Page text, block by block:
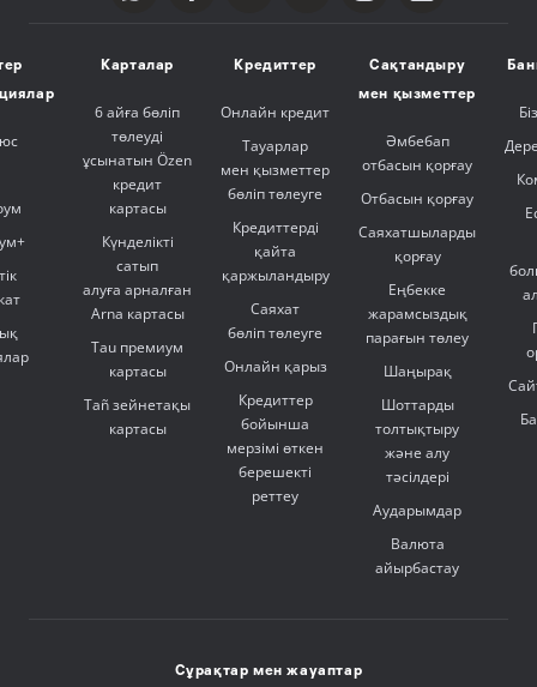
Карталар
6 айға бөліп
төлеуді
ұсынатын Özen
кредит
картасы
Күнделікті
сатып
алуға арналған
Arna картасы
Tau премиум
картасы
Tañ зейнетақы
картасы
Кредиттер
Онлайн кредит
Тауарлар
мен қызметтер
бөліп төлеуге
Кредиттерді
қайта
қаржыландыру
Саяхат
бөліп төлеуге
Онлайн қарыз
Кредиттер
бойынша
мерзімі өткен
берешекті
реттеу
Сақтандыру
мен қызметтер
Әмбебап
отбасын қорғау
Отбасын қорғау
Саяхатшыларды
қорғау
Еңбекке
жарамсыздық
парағын төлеу
Шаңырақ
Шоттарды
толтықтыру
және алу
тәсілдері
Аударымдар
Валюта
айырбастау
Сұрақтар мен жауаптар